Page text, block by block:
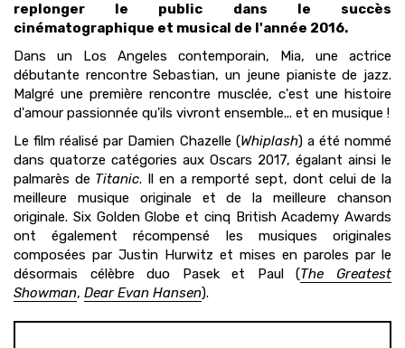
replonger le public dans le succès
cinématographique et musical de l'année 2016.
Dans un Los Angeles contemporain, Mia, une actrice
débutante rencontre Sebastian, un jeune pianiste de jazz.
Malgré une première rencontre musclée, c'est une histoire
d'amour passionnée qu'ils vivront ensemble... et en musique !
Le film réalisé par Damien Chazelle (Whiplash) a été nommé
dans quatorze catégories aux Oscars 2017, égalant ainsi le
palmarès de Titanic. Il en a remporté sept, dont celui de la
meilleure musique originale et de la meilleure chanson
originale. Six Golden Globe et cinq British Academy Awards
ont également récompensé les musiques originales
composées par Justin Hurwitz et mises en paroles par le
désormais célèbre duo Pasek et Paul (The Greatest
Showman, Dear Evan Hansen).